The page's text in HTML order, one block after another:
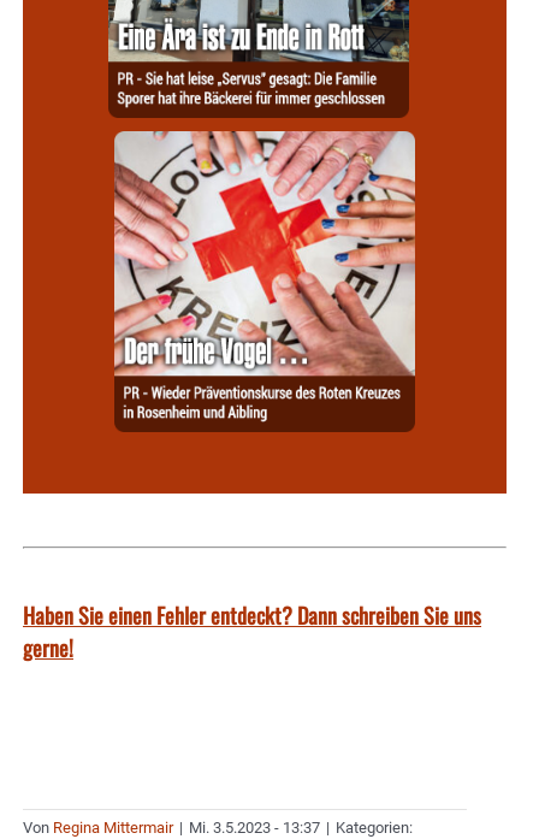
Haben Sie einen Fehler entdeckt? Dann schreiben Sie uns
gerne!
Von Regina Mittermair | Mi. 3.5.2023 - 13:37 | Kategorien: